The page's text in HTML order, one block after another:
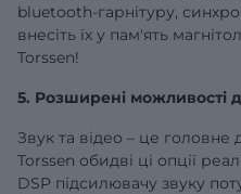
bluetooth-гарнітуру,
внесіть їх у пам'ять
Torssen!
5. Розширені можливості
Звук та відео – це головне
Torssen обидві ці опції
DSP підсилювачу звуку